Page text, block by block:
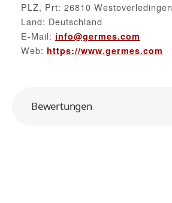
PLZ, Prt: 26810 Westoverledingen
Land: Deutschland
E-Mail: info@germes.com
Web: https://www.germes.com
Bewertungen